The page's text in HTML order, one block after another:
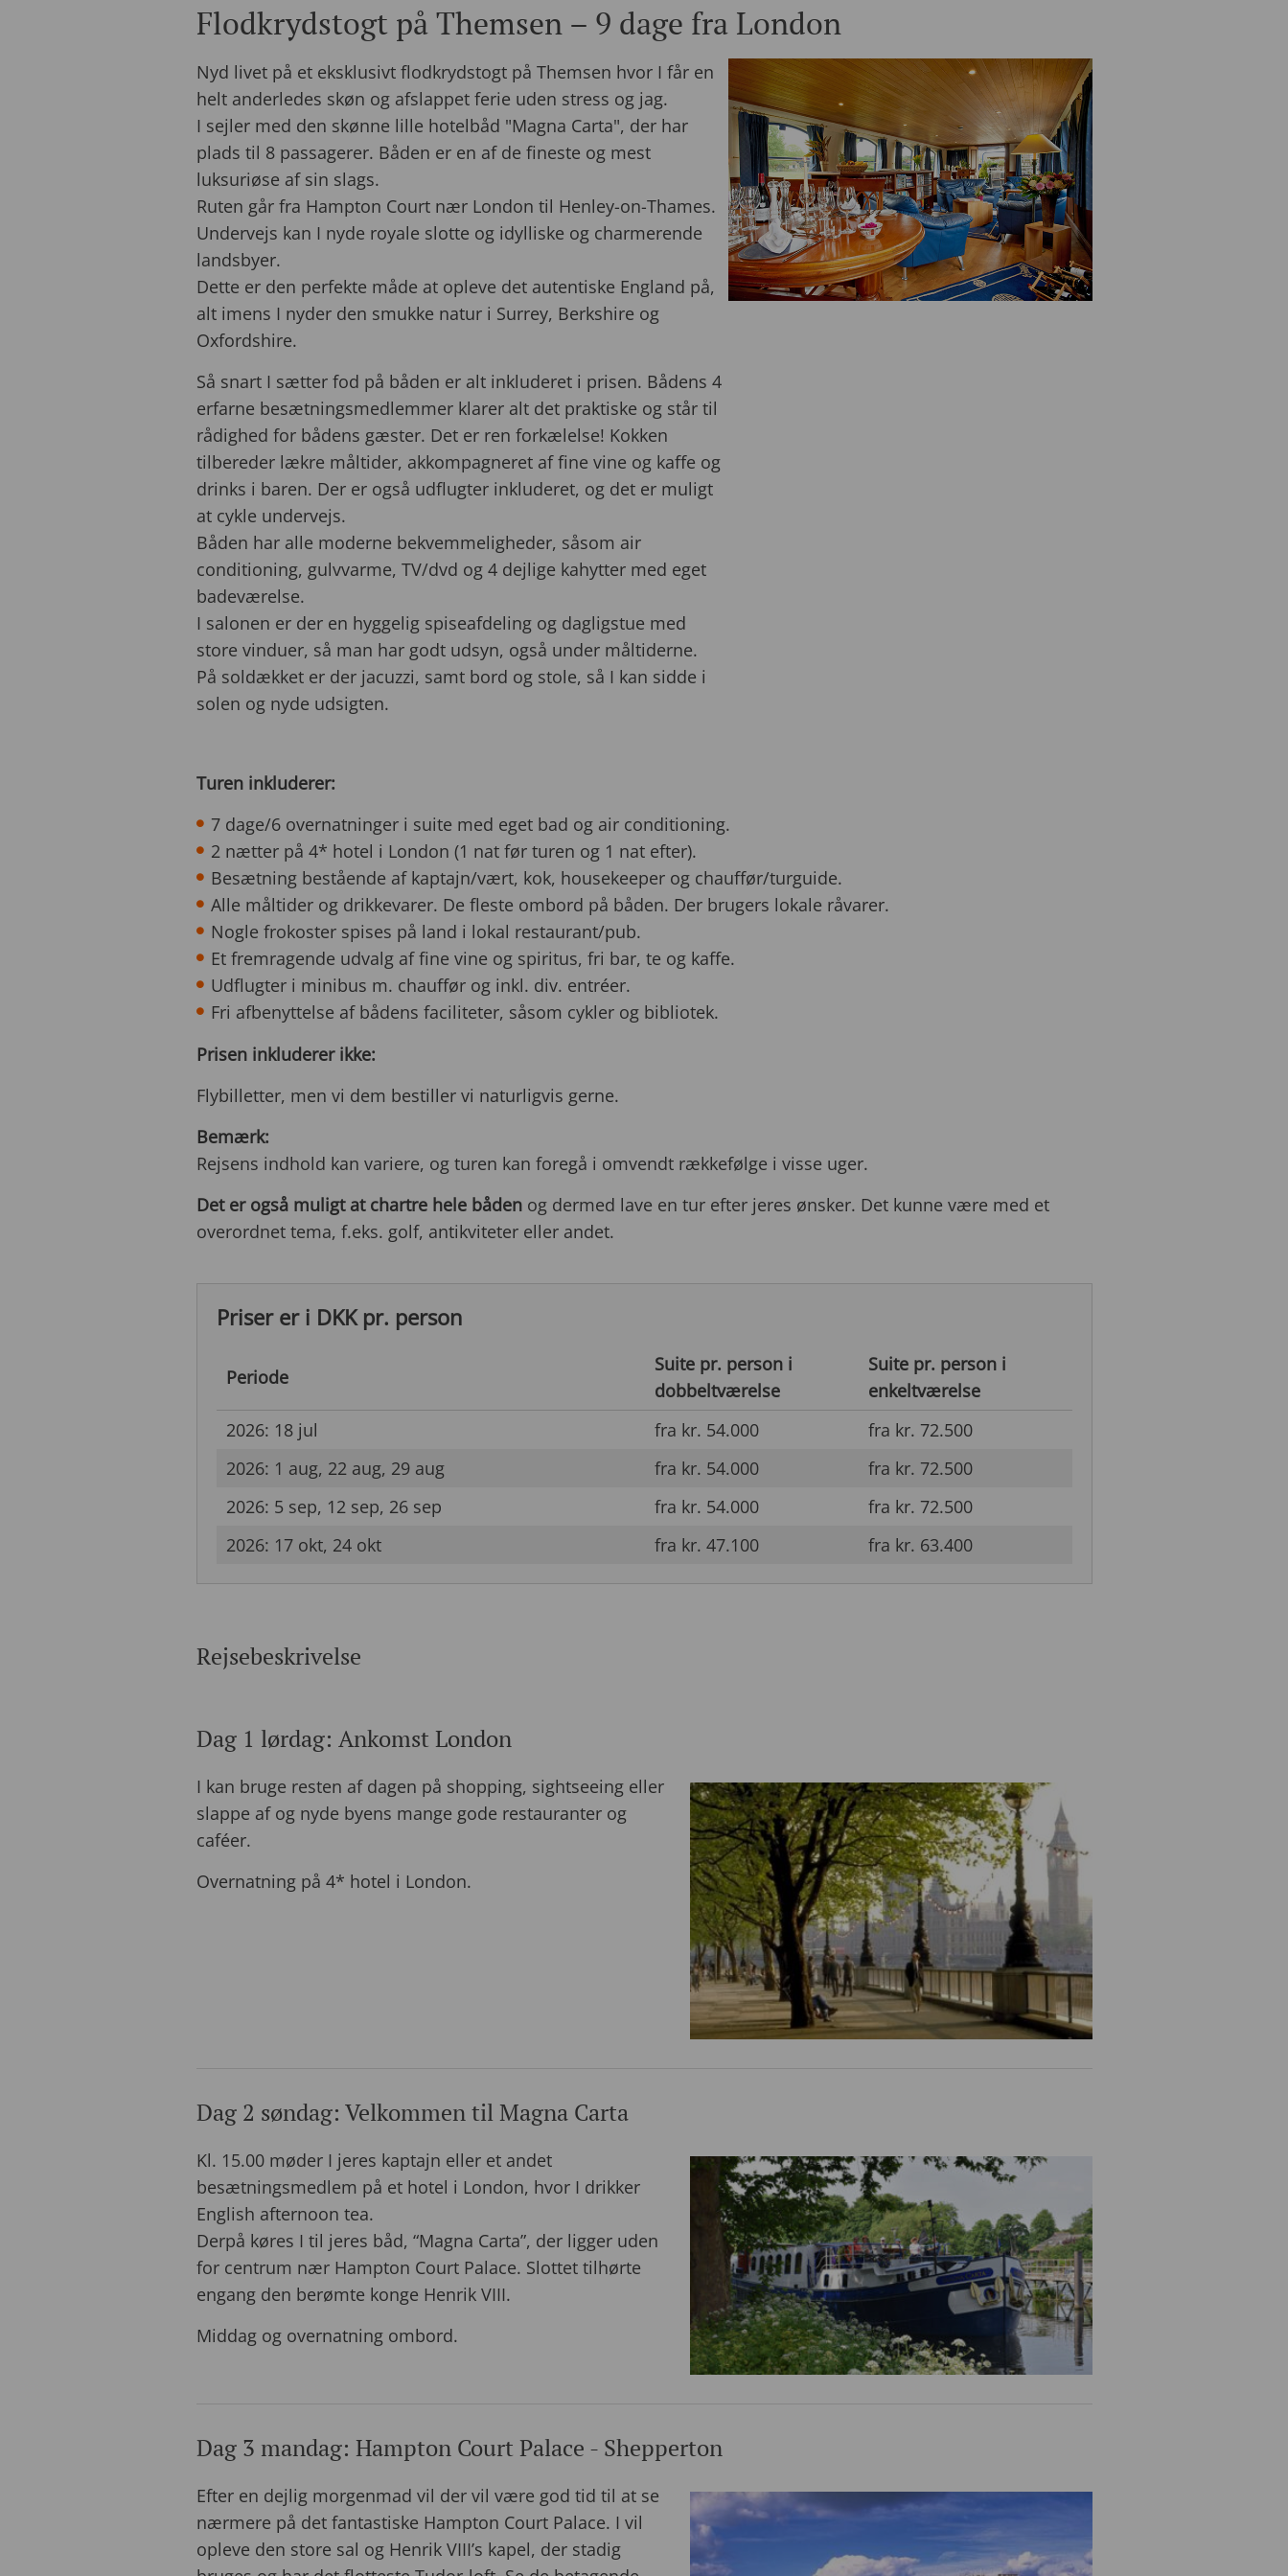
Flodkrydstogt på Themsen – 9 dage fra London
Nyd livet på et eksklusivt flodkrydstogt på Themsen hvor I får en
helt anderledes skøn og afslappet ferie uden stress og jag.
I sejler med den skønne lille hotelbåd "Magna Carta", der har
plads til 8 passagerer. Båden er en af de fineste og mest
luksuriøse af sin slags.
Ruten går fra Hampton Court nær London til Henley-on-Thames.
Undervejs kan I nyde royale slotte og idylliske og charmerende
landsbyer.
Dette er den perfekte måde at opleve det autentiske England på,
alt imens I nyder den smukke natur i Surrey, Berkshire og
Oxfordshire.
Så snart I sætter fod på båden er alt inkluderet i prisen. Bådens 4
erfarne besætningsmedlemmer klarer alt det praktiske og står til
rådighed for bådens gæster. Det er ren forkælelse! Kokken
tilbereder lækre måltider, akkompagneret af fine vine og kaffe og
drinks i baren. Der er også udflugter inkluderet, og det er muligt
at cykle undervejs.
Båden har alle moderne bekvemmeligheder, såsom air
conditioning, gulvvarme, TV/dvd og 4 dejlige kahytter med eget
badeværelse.
I salonen er der en hyggelig spiseafdeling og dagligstue med
store vinduer, så man har godt udsyn, også under måltiderne.
På soldækket er der jacuzzi, samt bord og stole, så I kan sidde i
solen og nyde udsigten.
Turen inkluderer:
7 dage/6 overnatninger i suite med eget bad og air conditioning.
2 nætter på 4* hotel i London (1 nat før turen og 1 nat efter).
Besætning bestående af kaptajn/vært, kok, housekeeper og chauffør/turguide.
Alle måltider og drikkevarer. De fleste ombord på båden. Der brugers lokale råvarer.
Nogle frokoster spises på land i lokal restaurant/pub.
Et fremragende udvalg af fine vine og spiritus, fri bar, te og kaffe.
Udflugter i minibus m. chauffør og inkl. div. entréer.
Fri afbenyttelse af bådens faciliteter, såsom cykler og bibliotek.
Prisen inkluderer ikke:
Flybilletter, men vi dem bestiller vi naturligvis gerne.
Bemærk:
Rejsens indhold kan variere, og turen kan foregå i omvendt rækkefølge i visse uger.
Det er også muligt at chartre hele båden og dermed lave en tur efter jeres ønsker. Det kunne være med et
overordnet tema, f.eks. golf, antikviteter eller andet.
Priser er i DKK pr. person
Periode
Suite pr. person i
dobbeltværelse
Suite pr. person i
enkeltværelse
2026: 18 jul
fra kr. 54.000
fra kr. 72.500
2026: 1 aug, 22 aug, 29 aug
fra kr. 54.000
fra kr. 72.500
2026: 5 sep, 12 sep, 26 sep
fra kr. 54.000
fra kr. 72.500
2026: 17 okt, 24 okt
fra kr. 47.100 fra kr. 63.400
Rejsebeskrivelse
Dag 1 lørdag: Ankomst London
I kan bruge resten af dagen på shopping, sightseeing eller
slappe af og nyde byens mange gode restauranter og
caféer.
Overnatning på 4* hotel i London.
Dag 2 søndag: Velkommen til Magna Carta
Kl. 15.00 møder I jeres kaptajn eller et andet
besætningsmedlem på et hotel i London, hvor I drikker
English afternoon tea.
Derpå køres I til jeres båd, “Magna Carta”, der ligger uden
for centrum nær Hampton Court Palace. Slottet tilhørte
engang den berømte konge Henrik VIII.
Middag og overnatning ombord.
Dag 3 mandag: Hampton Court Palace - Shepperton
Efter en dejlig morgenmad vil der vil være god tid til at se
nærmere på det fantastiske Hampton Court Palace. I vil
opleve den store sal og Henrik VIII’s kapel, der stadig